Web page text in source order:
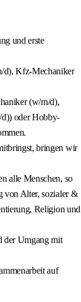
und erste
d), Kfz-Mechaniker
(w/m/d),
oder Hobby-
bringen wir
alle Menschen, so
von Alter, sozialer &
Religion und
der Umgang mit
auf